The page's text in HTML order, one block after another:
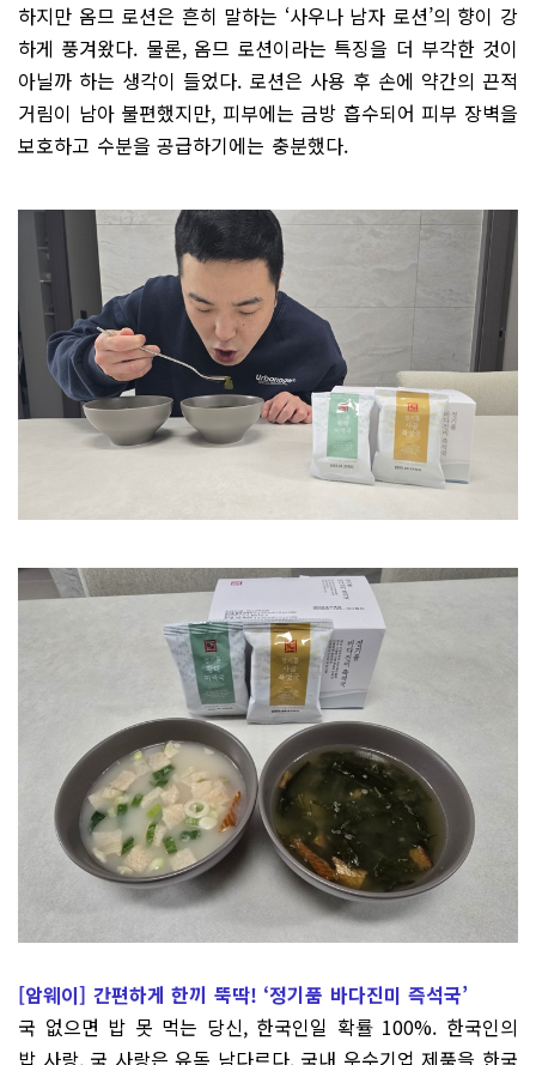
하지만 옴므 로션은 흔히 말하는 ‘사우나 남자 로션’의 향이 강
하게 풍겨왔다. 물론, 옴므 로션이라는 특징을 더 부각한 것이
아닐까 하는 생각이 들었다. 로션은 사용 후 손에 약간의 끈적
거림이 남아 불편했지만, 피부에는 금방 흡수되어 피부 장벽을
보호하고 수분을 공급하기에는 충분했다.
[암웨이] 간편하게 한끼 뚝딱! ‘정기품 바다진미 즉석국’
국 없으면 밥 못 먹는 당신, 한국인일 확률 100%. 한국인의